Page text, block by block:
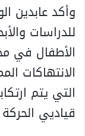
وأكد عابدين
للدراسات
الأطفال في
الانتهاكات
التي يتم
قياديي